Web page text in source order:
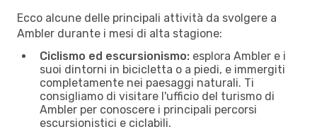
Ecco alcune delle principali attività da svolgere a
Ambler durante i mesi di alta stagione:
Ciclismo ed escursionismo: esplora Ambler e i
suoi dintorni in bicicletta o a piedi, e immergiti
completamente nei paesaggi naturali. Ti
consigliamo di visitare l'ufficio del turismo di
Ambler per conoscere i principali percorsi
escursionistici e ciclabili.